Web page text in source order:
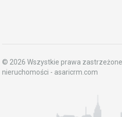
© 2026 Wszystkie prawa
nieruchomości - asaricrm.com